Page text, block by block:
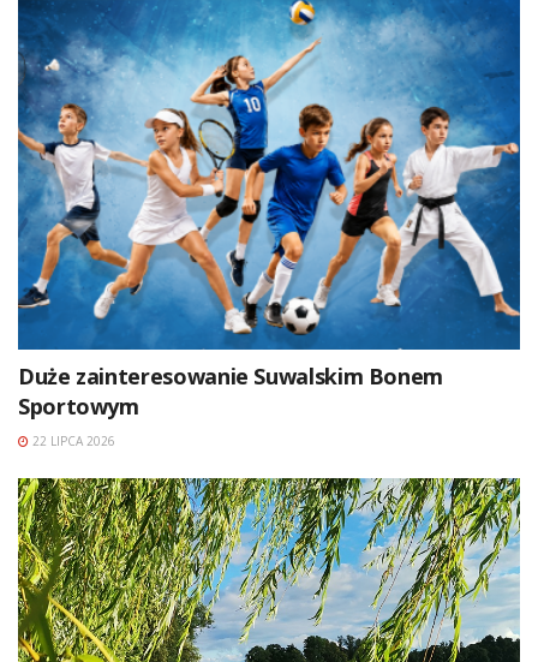
Duże zainteresowanie Suwalskim Bonem
Sportowym
22 LIPCA 2026